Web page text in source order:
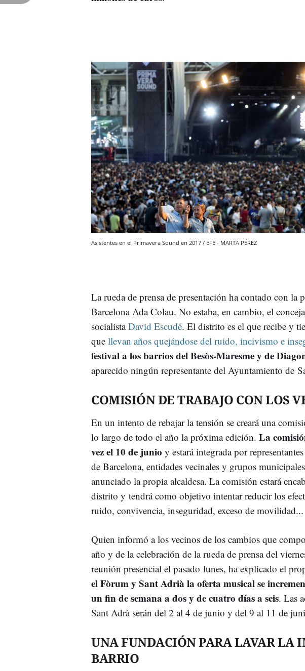
Asistentes en el Primavera Sound en 2017 / EFE - MARTA PÉREZ
La rueda de prensa de presentación ha contado con la
Barcelona Ada Colau. No estaba, en cambio, el
socialistaDavid Escudé. El distrito es el que recibe y
que llevan años quejándose del ruido, incivismo e
festival a los barrios del Besòs-Maresme y de
aparecido ningún representante del Ayuntamiento de
COMISIÓN DE TRABAJO CON LOS
En un intento de rebajar la tensión se creará una
lo largo de todo el año la próxima edición. La
vez el 10 de junio y estará integrada por
de Barcelona, entidades vecinales y grupos
anunciado la propia alcaldesa. La comisión estará
distrito y tendrá como objetivo intentar reducir los
ruido, convivencia, inseguridad, exceso de movilidad...
Quien informó a los vecinos de los cambios que
año y de la celebración de la rueda de prensa del
reunión presencial el pasado lunes, ha explicado el
el Fòrum y Sant Adrià la oferta musical se
un fin de semana a dos y de cuatro días a seis. Las
Sant Adrà serán del 2 al 4 de junio y del 9 al 11 de
UNA FUNDACIÓN PARA LAVAR LA
BARRIO